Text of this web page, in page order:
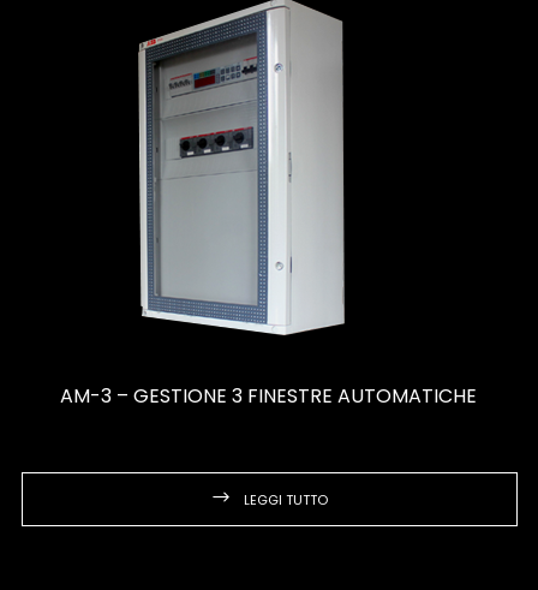
AM-3 – GESTIONE 3 FINESTRE AUTOMATICHE
LEGGI TUTTO